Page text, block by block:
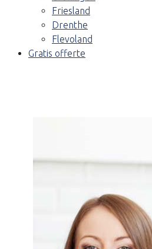
Friesland
Drenthe
Flevoland
Gratis offerte